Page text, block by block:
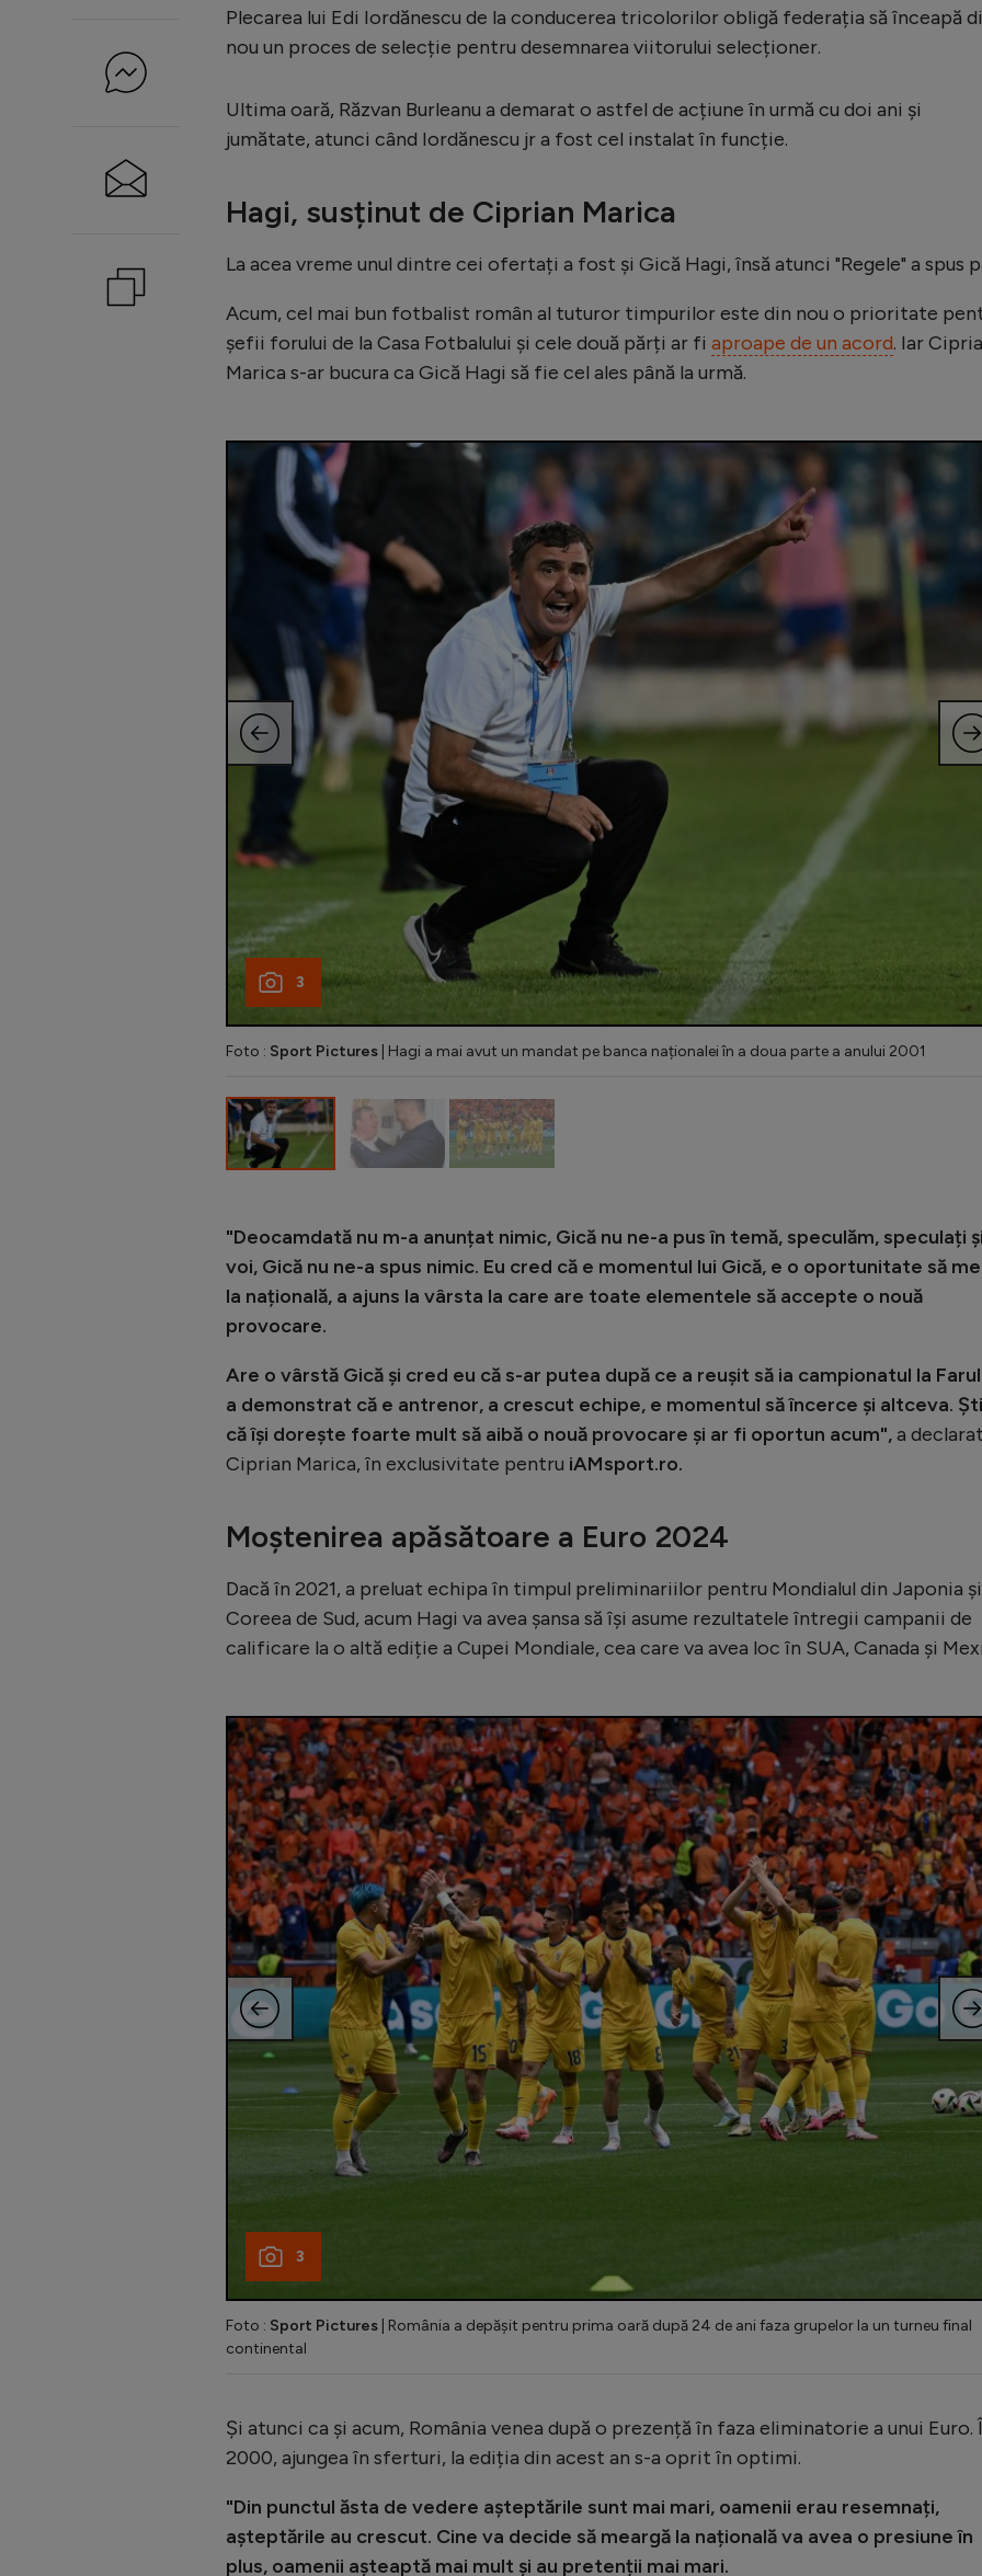
Plecarea lui Edi Iordănescu de la conducerea tricolorilor obligă federația să înceapă
nou un proces de selecție pentru desemnarea viitorului selecționer.
Ultima oară, Răzvan Burleanu a demarat o astfel de acțiune în urmă cu doi ani și
jumătate, atunci când Iordănescu jr a fost cel instalat în funcție.
Hagi, susținut de Ciprian Marica
La acea vreme unul dintre cei ofertați a fost și Gică Hagi, însă atunci "Regele" a spus
Acum, cel mai bun fotbalist român al tuturor timpurilor este din nou o prioritate
șefii forului de la Casa Fotbalului și cele două părți ar fi aproape de un acord. Iar
Marica s-ar bucura ca Gică Hagi să fie cel ales până la urmă.
3
Foto : Sport Pictures | Hagi a mai avut un mandat pe banca naționalei în a doua parte a anului 2001
"Deocamdată nu m-a anunțat nimic, Gică nu ne-a pus în temă, speculăm, speculați
voi, Gică nu ne-a spus nimic. Eu cred că e momentul lui Gică, e o oportunitate să
la națională, a ajuns la vârsta la care are toate elementele să accepte o nouă
provocare.
Are o vârstă Gică și cred eu că s-ar putea după ce a reușit să ia campionatul la
a demonstrat că e antrenor, a crescut echipe, e momentul să încerce și altceva.
că își dorește foarte mult să aibă o nouă provocare și ar fi oportun acum",a
Ciprian Marica, în exclusivitate pentru iAMsport.ro.
Moștenirea apăsătoare a Euro 2024
Dacă în 2021, a preluat echipa în timpul preliminariilor pentru Mondialul din Japonia și
Coreea de Sud, acum Hagi va avea șansa să își asume rezultatele întregii campanii de
calificare la o altă ediție a Cupei Mondiale, cea care va avea loc în SUA, Canada și
3
Foto : Sport Pictures | România a depășit pentru prima oară după 24 de ani faza grupelor la un turneu final
continental
Și atunci ca și acum, România venea după o prezență în faza eliminatorie a unui Euro.
2000, ajungea în sferturi, la ediția din acest an s-a oprit în optimi.
"Din punctul ăsta de vedere așteptările sunt mai mari, oamenii erau resemnați,
așteptările au crescut. Cine va decide să meargă la națională va avea o presiune în
plus, oamenii așteaptă mai mult și au pretenții mai mari.